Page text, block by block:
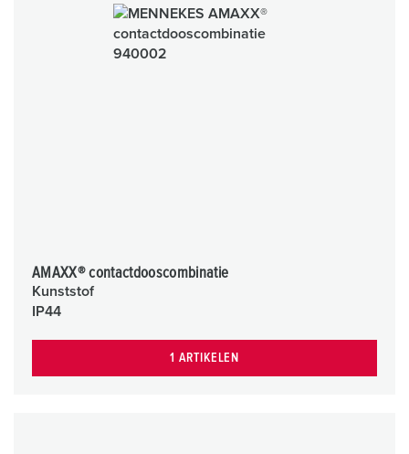
AMAXX® contactdooscombinatie
Kunststof
IP44
1 ARTIKELEN